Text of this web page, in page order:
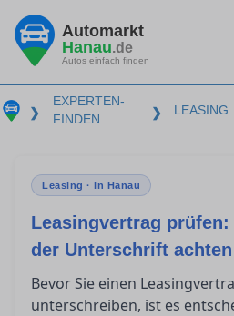
Automarkt
Hanau.de
Autos einfach finden
❯
EXPERTEN-
FINDEN
❯ LEASING
Leasing · in Hanau
Leasingvertrag
der Unterschrift
Bevor Sie einen
unterschreiben, ist es